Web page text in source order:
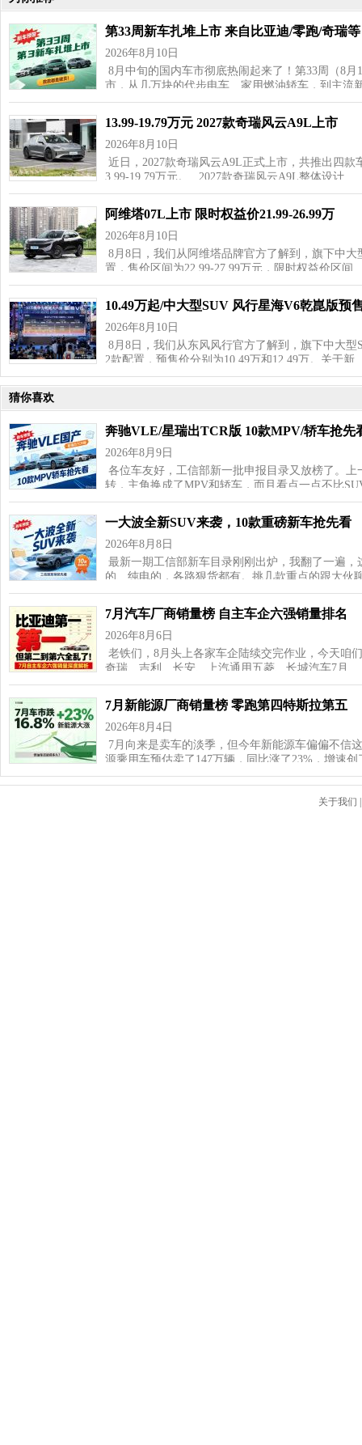
第33周新车扎堆上市 来自比亚迪/零跑/奇瑞等
2026年8月10日
8月中旬的国内车市彻底热闹起来了！第33周（8
市，从几万块的代步电车、家用燃油轿车，到主流
13.99-19.79万元 2027款奇瑞风云A9L上市
2026年8月10日
近日，2027款奇瑞风云A9L正式上市，共推出四款
3.99-19.79万元。 2027款奇瑞风云A9L整体设计…
阿维塔07L上市 限时权益价21.99-26.99万
2026年8月10日
8月8日，我们从阿维塔品牌官方了解到，旗下中
置，售价区间为22.99-27.99万元，限时权益价区间
10.49万起/中大型SUV 风行星海V6乾崑版预
2026年8月10日
8月8日，我们从东风风行官方了解到，旗下中大
2款配置，预售价分别为10.49万和12.49万。关于新
猜你喜欢
奔驰VLE/星瑞出TCR版 10款MPV/轿车抢先
2026年8月9日
各位车友好，工信部新一批申报目录又放榜了。
转，主角换成了MPV和轿车，而且看点一点不比
一大波全新SUV来袭，10款重磅新车抢先看
2026年8月8日
最新一期工信部新车目录刚刚出炉，我翻了一遍
的、纯电的，各路狠货都有。挑几款重点的跟大伙
7月汽车厂商销量榜 自主车企六强销量排名
2026年8月6日
老铁们，8月头上各家车企陆续交完作业，今天
奇瑞、吉利、长安、上汽通用五菱、长城汽车7月…
7月新能源厂商销量榜 零跑第四特斯拉第五
2026年8月4日
7月向来是卖车的淡季，但今年新能源车偏偏不信
源乘用车预估卖了147万辆，同比涨了23%，增速
关于我们